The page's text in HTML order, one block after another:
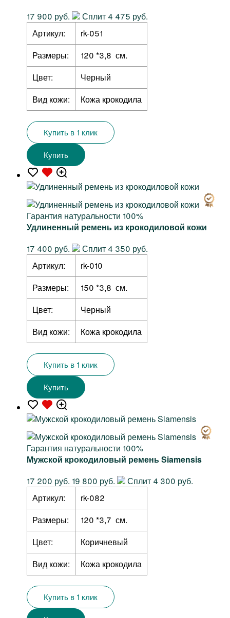
17 900 руб.
Сплит 4 475 руб.
Артикул:
rk-051
Размеры:
120 *3,8 см.
Цвет:
Черный
Вид кожи:
Кожа крокодила
Купить в 1 клик
Купить
Гарантия натуральности 100%
Удлиненный ремень из крокодиловой кожи
17 400 руб.
Сплит 4 350 руб.
Артикул:
rk-010
Размеры:
150 *3,8 см.
Цвет:
Черный
Вид кожи:
Кожа крокодила
Купить в 1 клик
Купить
Гарантия натуральности 100%
Мужской крокодиловый ремень Siamensis
17 200 руб. 19 800 руб.
Сплит 4 300 руб.
Артикул:
rk-082
Размеры:
120 *3,7 см.
Цвет:
Коричневый
Вид кожи:
Кожа крокодила
Купить в 1 клик